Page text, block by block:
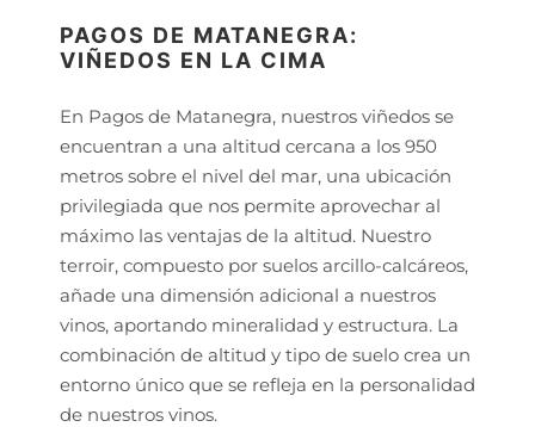
PAGOS DE MATANEGRA:
VIÑEDOS EN LA CIMA
En Pagos de Matanegra, nuestros viñedos se
encuentran a una altitud cercana a los 950
metros sobre el nivel del mar, una ubicación
privilegiada que nos permite aprovechar al
máximo las ventajas de la altitud. Nuestro
terroir, compuesto por suelos arcillo-calcáreos,
añade una dimensión adicional a nuestros
vinos, aportando mineralidad y estructura. La
combinación de altitud y tipo de suelo crea un
entorno único que se refleja en la personalidad
de nuestros vinos.